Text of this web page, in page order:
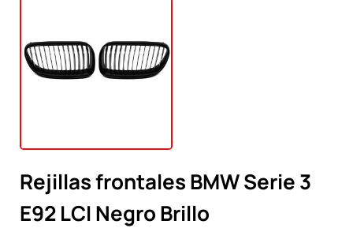
Rejillas frontales BMW Serie 3
E92 LCI Negro Brillo